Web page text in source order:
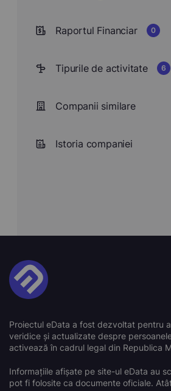
Raportul Financiar 0
Tipurile de activitate 6
Companii similare
Istoria companiei
Proiectul eData a fost dezvoltat pentru
veridice și actualizate despre
activează în cadrul legal din Republica
Informațiile afișate pe site-ul eData au
pot fi folosite ca documente oficiale.